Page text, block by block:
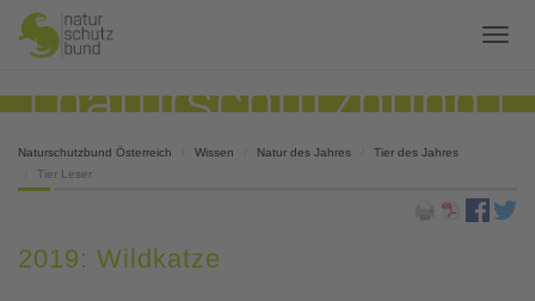
Naturschutzbund Österreich Wissen Natur des Jahres
Tier des Jahres
Tier Leser
2019: Wildkatze